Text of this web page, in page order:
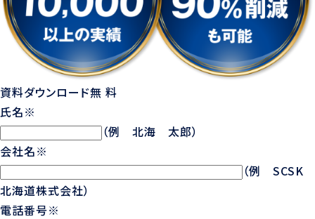
資料ダウンロード無 料
氏名※
（例 北海 太郎）
会社名※
（例 SCSK
北海道株式会社）
電話番号※